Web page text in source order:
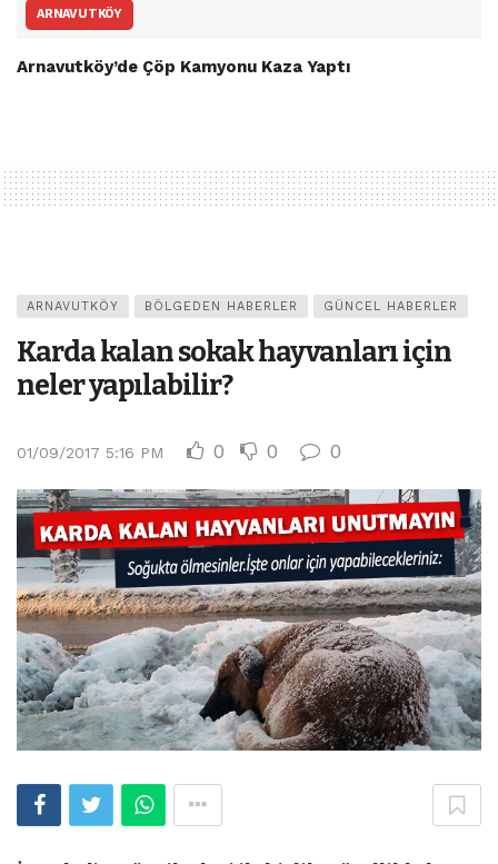
ARNAVUTKÖY
Arnavutköy’de Çöp Kamyonu Kaza Yaptı
ARNAVUTKÖY BÖLGEDEN HABERLER GÜNCEL HABERLER
Karda kalan sokak hayvanları için
neler yapılabilir?
01/09/2017 5:16 PM 0 0 0